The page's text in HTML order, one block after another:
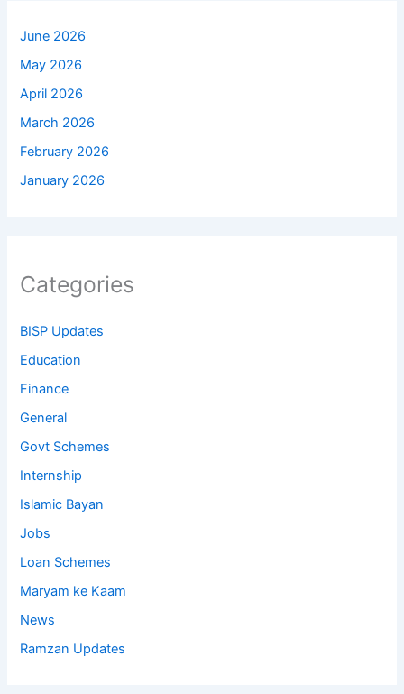
June 2026
May 2026
April 2026
March 2026
February 2026
January 2026
Categories
BISP Updates
Education
Finance
General
Govt Schemes
Internship
Islamic Bayan
Jobs
Loan Schemes
Maryam ke Kaam
News
Ramzan Updates